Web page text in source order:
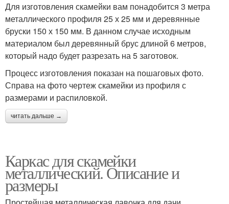
Для изготовления скамейки вам понадобится 3 метра
металлического профиля 25 х 25 мм и деревянные
бруски 150 х 150 мм. В данном случае исходным
материалом был деревянный брус длиной 6 метров,
который надо будет разрезать на 5 заготовок.
Процесс изготовления показан на пошаговых фото.
Справа на фото чертеж скамейки из профиля с
размерами и распиловкой.
читать дальше →
Каркас для скамейки
металлический. Описание и
размеры